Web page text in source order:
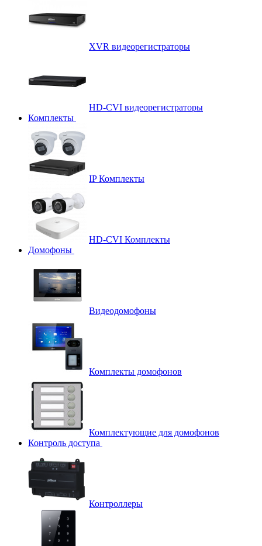
XVR видеорегистраторы
HD-CVI видеорегистраторы
Комплекты
IP Комплекты
HD-CVI Комплекты
Домофоны
Видеодомофоны
Комплекты домофонов
Комплектующие для домофонов
Контроль доступа
Контроллеры